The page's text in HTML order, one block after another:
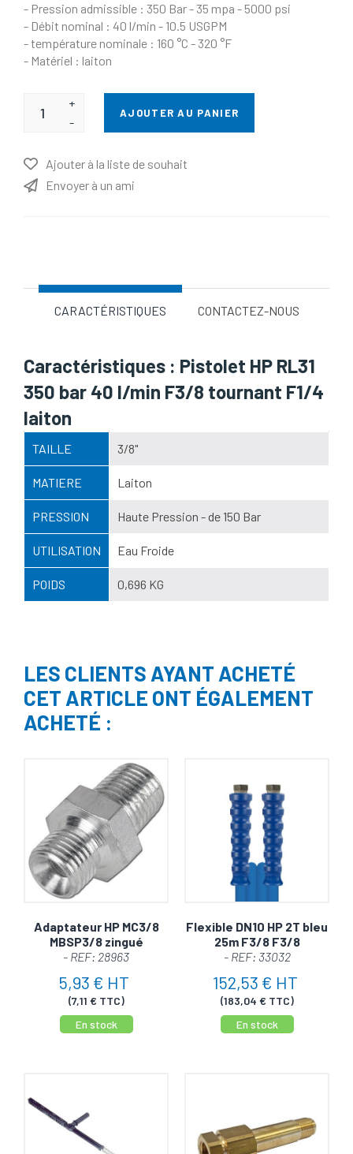
- Pression admissible : 350 Bar - 35 mpa - 5000 psi
- Débit nominal : 40 l/min - 10.5 USGPM
- température nominale : 160 °C - 320 °F
- Matériel : laiton
+
-
AJOUTER AU PANIER
Ajouter à la liste de souhait
Envoyer à un ami
CARACTÉRISTIQUES CONTACTEZ-NOUS
Caractéristiques : Pistolet HP RL31
350 bar 40 l/min F3/8 tournant F1/4
laiton
TAILLE 3/8"
MATIERE Laiton
PRESSION Haute Pression - de 150 Bar
UTILISATION Eau Froide
POIDS 0,696 KG
LES CLIENTS AYANT ACHETÉ
CET ARTICLE ONT ÉGALEMENT
ACHETÉ :
Adaptateur HP MC3/8
MBSP3/8 zingué
- REF: 28963
5,93 € HT
(7,11 € TTC)
En stock
Flexible DN10 HP 2T bleu
25m F3/8 F3/8
- REF: 33032
152,53 € HT
(183,04 € TTC)
En stock